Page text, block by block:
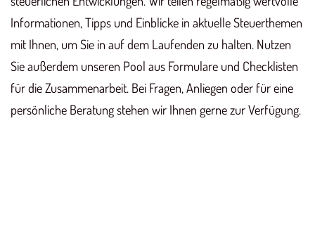
Informationen, Tipps und Einblicke in aktuelle Steuerthemen
mit Ihnen, um Sie in auf dem Laufenden zu halten. Nutzen
Sie außerdem unseren Pool aus Formulare und Checklisten
für die Zusammenarbeit. Bei Fragen, Anliegen oder für eine
persönliche Beratung stehen wir Ihnen gerne zur Verfügung.